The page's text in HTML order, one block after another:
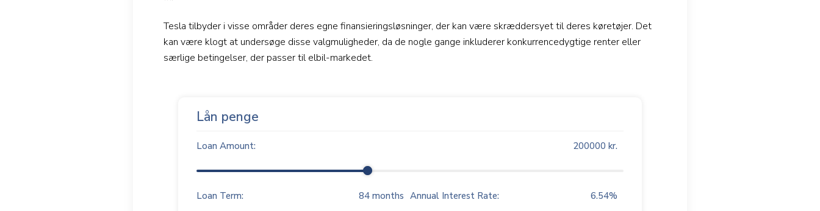
Tesla tilbyder i visse områder deres egne finansieringsløsninger, der kan være skræddersyet til deres køretøjer. Det
kan være klogt at undersøge disse valgmuligheder, da de nogle gange inkluderer konkurrencedygtige renter eller
særlige betingelser, der passer til elbil-markedet.
Lån penge
Loan Amount: 200000 kr.
Loan Term: 84 months Annual Interest Rate: 6.54%